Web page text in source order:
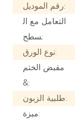
رقم الموديل:
التعامل مع ال
سطح:
نوع الورق:
مقبض الختم
&:
طلبية الزبون:
ميزة: